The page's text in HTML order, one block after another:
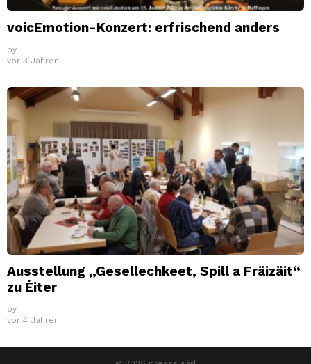
voicEmotion-Konzert: erfrischend anders
by
vor 3 Jahren
Ausstellung „Gesellechkeet, Spill a Fräizäit“
zu Éiter
by
vor 4 Jahren